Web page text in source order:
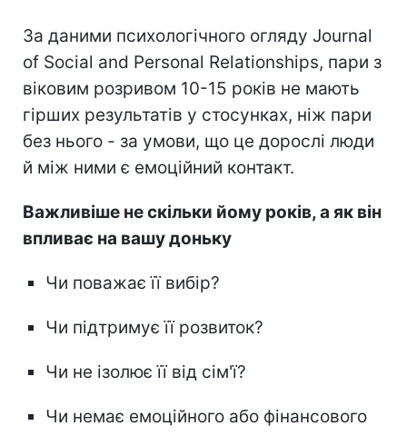
За даними психологічного огляду Journal
of Social and Personal Relationships, пари з
віковим розривом 10-15 років не мають
гірших результатів у стосунках, ніж пари
без нього - за умови, що це дорослі люди
й між ними є емоційний контакт.
Важливіше не скільки йому років, а як він
впливає на вашу доньку
Чи поважає її вибір?
Чи підтримує її розвиток?
Чи не ізолює її від сім'ї?
Чи немає емоційного або фінансового